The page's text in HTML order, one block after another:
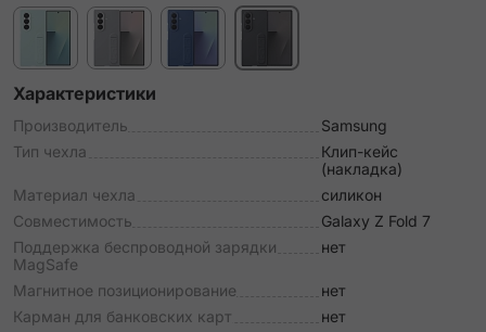
Характеристики
Производитель
Samsung
Тип чехла
Клип-кейс
(накладка)
Материал чехла
силикон
Совместимость
Galaxy Z Fold 7
Поддержка беспроводной зарядки
MagSafe
нет
Магнитное позиционирование
нет
Карман для банковских карт
нет